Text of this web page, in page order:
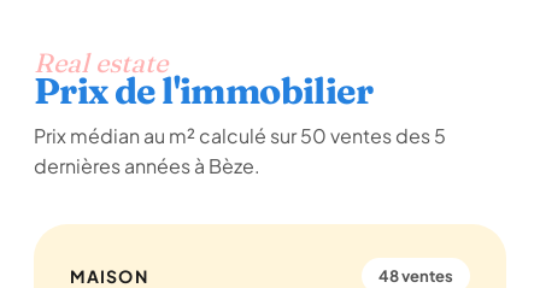
Real estate
Prix de l'immobilier
Prix médian au m² calculé sur 50 ventes des 5
dernières années à Bèze.
MAISON 48 ventes